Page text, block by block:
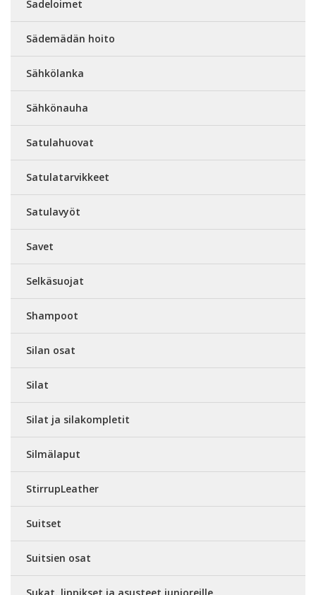
Sadeloimet
Sädemädän hoito
Sähkölanka
Sähkönauha
Satulahuovat
Satulatarvikkeet
Satulavyöt
Savet
Selkäsuojat
Shampoot
Silan osat
Silat
Silat ja silakompletit
Silmälaput
StirrupLeather
Suitset
Suitsien osat